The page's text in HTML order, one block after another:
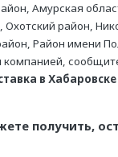
Амурская
район,
Район имени
компанией,
в
получить,